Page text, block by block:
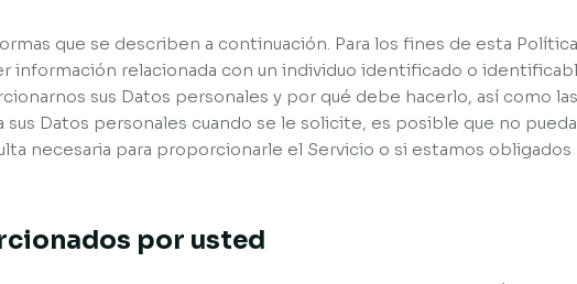
que se describen a continuación. Para los fines de esta
información relacionada con un individuo identificado o
sus Datos personales y por qué debe hacerlo, así como las
Datos personales cuando se le solicite, es posible que no pueda
necesaria para proporcionarle el Servicio o si estamos obligados
por usted